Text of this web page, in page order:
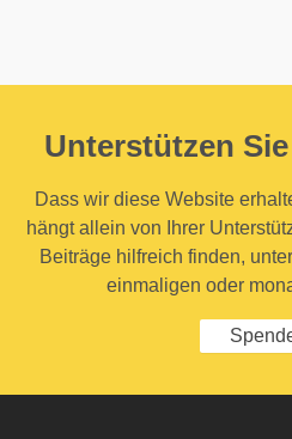
Unterstützen
Dass wir diese Website
hängt allein von Ihrer
Beiträge hilfreich finden,
einmaligen oder